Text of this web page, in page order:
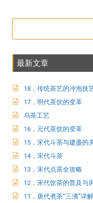
最新文章
18，传统茶艺的冲泡技
17，明代茶饮的变革
乌茶工艺
16，元代茶饮的变革
15，宋代斗茶与建盏的
14，宋代斗茶
13，宋代点茶全攻略
12，宋代饮茶的普及与
11，唐代煮茶“三沸”详解